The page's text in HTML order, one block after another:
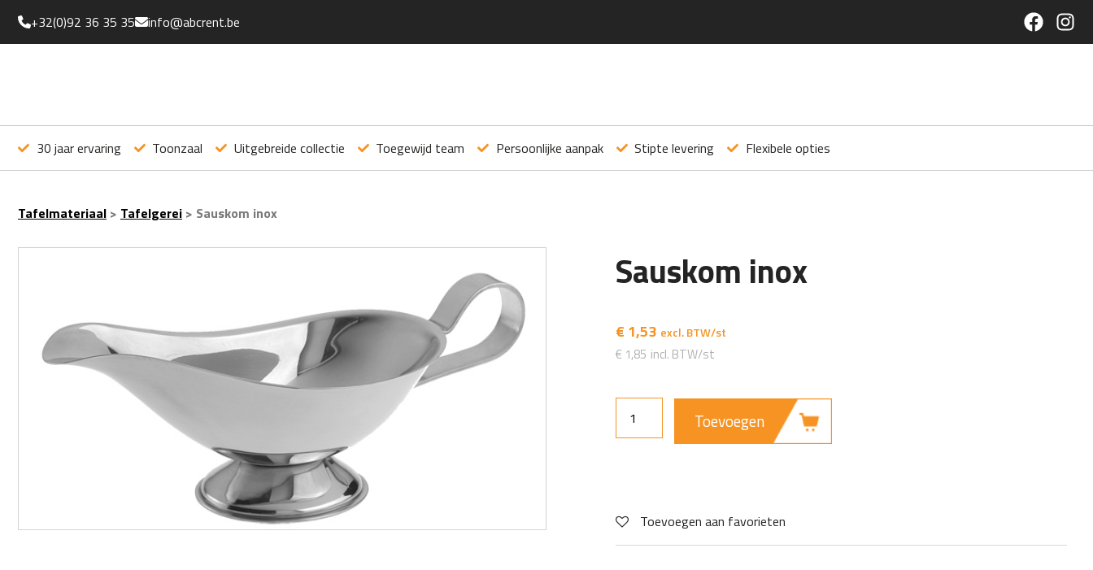
+32(0)92 36 35 35 info@abcrent.be
30 jaar ervaring Toonzaal Uitgebreide collectie Toegewijd team Persoonlijke aanpak Stipte levering Flexibele opties
Tafelmateriaal > Tafelgerei > Sauskom inox
Sauskom inox
€ 1,53
€ 1,85
Toevoegen
Toevoegen aan favorieten